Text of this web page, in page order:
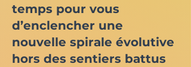
temps pour vous
d’enclencher une
nouvelle spirale évolutive
hors des sentiers battus